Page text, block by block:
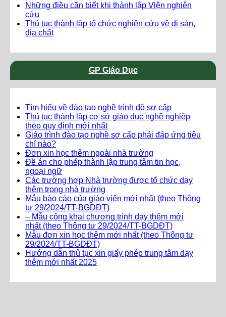
Những điều cần biết khi thành lập Viện nghiên
cứu
Thủ tục thành lập tổ chức nghiên cứu về di sản,
địa chất
GP Giáo Dục
Tìm hiểu về đào tạo nghề trình độ sơ cấp
Thủ tục thành lập cơ sở giáo dục nghề nghiệp
theo quy định mới nhất
Giáo trình đào tạo nghề sơ cấp phải đáp ứng tiêu
chí nào?
Đơn xin học thêm ngoài nhà trường
Đề án cho phép thành lập trung tâm tin học,
ngoại ngữ
Các trường hợp Nhà trường được tổ chức dạy
thêm trong nhà trường
Mẫu báo cáo của giáo viên mới nhất (theo Thông
tư 29/2024/TT-BGDĐT)
– Mẫu công khai chương trình dạy thêm mới
nhất (theo Thông tư 29/2024/TT-BGDĐT)
Mẫu đơn xin học thêm mới nhất (theo Thông tư
29/2024/TT-BGDĐT)
Hướng dẫn thủ tục xin giấy phép trung tâm dạy
thêm mới nhất 2025